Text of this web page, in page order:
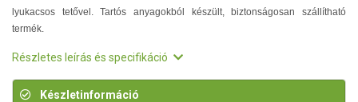
lyukacsos tetővel. Tartós anyagokból készült, biztonságosan szállítható
termék.
Részletes leírás és specifikáció
Készletinformáció